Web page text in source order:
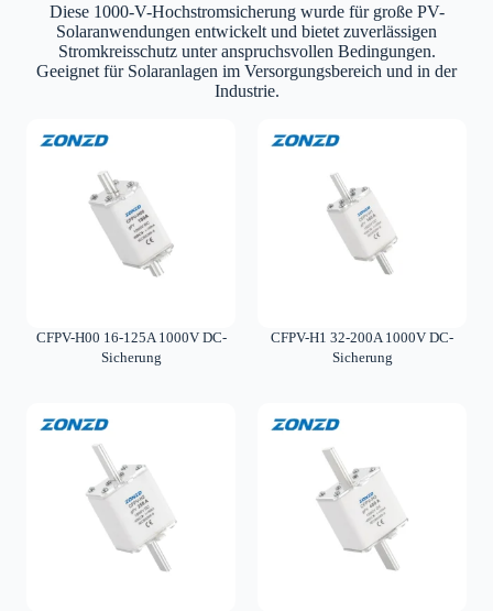
Diese 1000-V-Hochstromsicherung wurde für große PV-
Solaranwendungen entwickelt und bietet zuverlässigen
Stromkreisschutz unter anspruchsvollen Bedingungen.
Geeignet für Solaranlagen im Versorgungsbereich und in der
Industrie.
CFPV-H00 16-125A 1000V DC-
Sicherung
CFPV-H1 32-200A 1000V DC-
Sicherung